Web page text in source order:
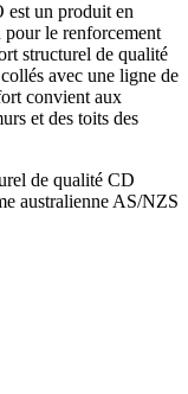
est un produit en
pour le renforcement
structurel de qualité
avec une ligne de
convient aux
et des toits des
de qualité CD
australienne AS/NZS